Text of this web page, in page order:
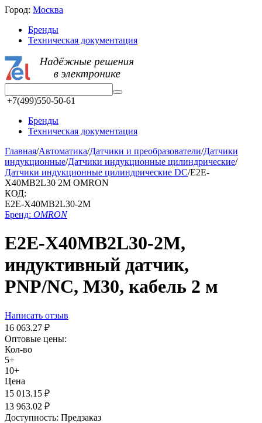
Город: Москва
Бренды
Техническая документация
+7(499)550-50-61
Бренды
Техническая документация
Главная/Автоматика/Датчики и преобразователи/Датчики
индукционные/Датчики индукционные цилиндрические/
Датчики индукционные цилиндрические DC/E2E-
X40MB2L30 2M OMRON
КОД:
E2E-X40MB2L30-2M
Бренд: OMRON
E2E-X40MB2L30-2M,
индуктивный датчик,
PNP/NC, М30, кабель 2 м
Написать отзыв
16 063.27 ₽
Оптовые цены:
Кол-во
5+
10+
Цена
15 013.15 ₽
13 963.02 ₽
Доступность: Предзаказ